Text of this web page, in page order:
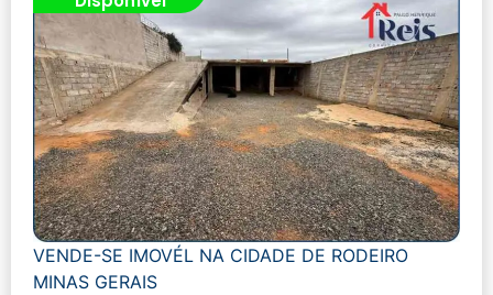
VENDE-SE IMOVÉL NA CIDADE DE RODEIRO
MINAS GERAIS